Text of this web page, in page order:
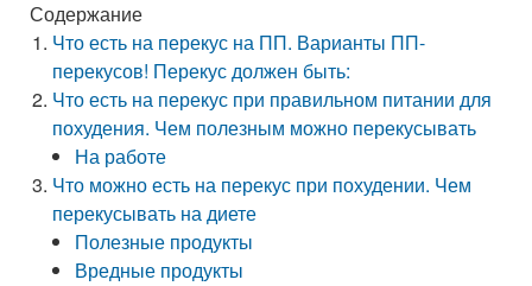
Содержание
Что есть на перекус на ПП. Варианты ПП-
перекусов! Перекус должен быть:
Что есть на перекус при правильном питании для
похудения. Чем полезным можно перекусывать
На работе
Что можно есть на перекус при похудении. Чем
перекусывать на диете
Полезные продукты
Вредные продукты